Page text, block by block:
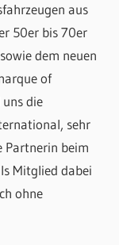
aus
50er bis 70er
dem neuen
of
die
sehr
Partnerin beim
Mitglied dabei
ohne